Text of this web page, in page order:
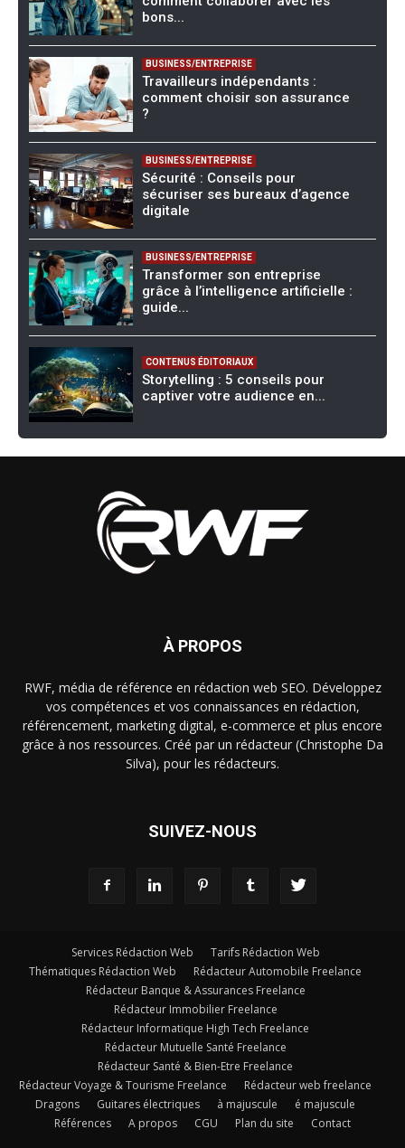
bons...
BUSINESS/ENTREPRISE
Travailleurs indépendants :
comment choisir son assurance
?
BUSINESS/ENTREPRISE
Sécurité : Conseils pour
sécuriser ses bureaux d’agence
digitale
BUSINESS/ENTREPRISE
Transformer son entreprise
grâce à l’intelligence artificielle :
guide...
CONTENUS ÉDITORIAUX
Storytelling : 5 conseils pour
captiver votre audience en...
À PROPOS
RWF, média de référence en rédaction web SEO. Développez
vos compétences et vos connaissances en rédaction,
référencement, marketing digital, e-commerce et plus encore
grâce à nos ressources. Créé par un rédacteur (Christophe Da
Silva), pour les rédacteurs.
SUIVEZ-NOUS
Services Rédaction Web
Tarifs Rédaction Web
Thématiques Rédaction Web
Rédacteur Automobile Freelance
Rédacteur Banque & Assurances Freelance
Rédacteur Immobilier Freelance
Rédacteur Informatique High Tech Freelance
Rédacteur Mutuelle Santé Freelance
Rédacteur Santé & Bien-Etre Freelance
Rédacteur Voyage & Tourisme Freelance
Rédacteur web freelance
Dragons
Guitares électriques à majuscule
é majuscule
Références
A propos CGU Plan du site Contact